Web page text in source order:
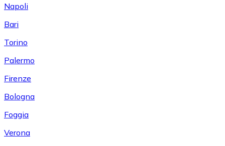
Napoli
Bari
Torino
Palermo
Firenze
Bologna
Foggia
Verona